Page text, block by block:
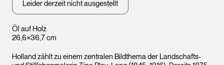
Öl auf Holz
26,6×36,7 cm
Leider derzeit nicht ausgestellt
Holland zählt zu einem zentralen Bildthema der Landschafts-